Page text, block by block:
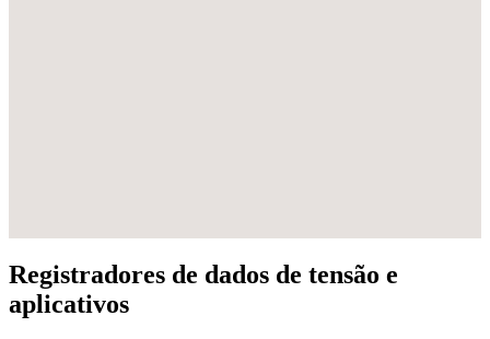
Registradores de dados de tensão e
aplicativos